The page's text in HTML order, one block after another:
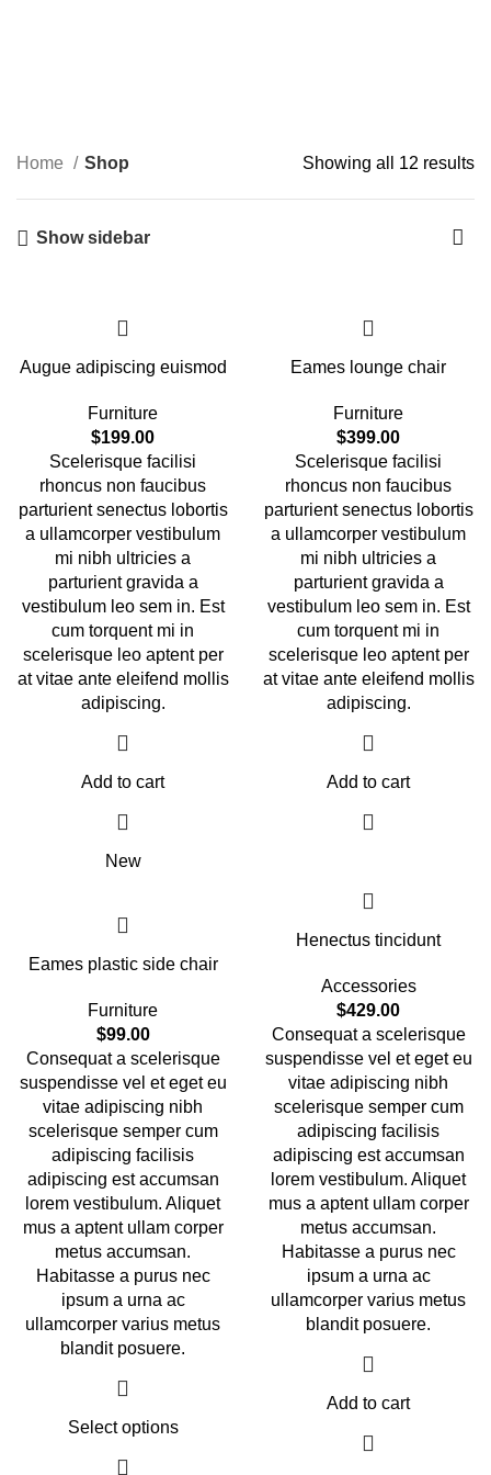
Home Shop Showing all 12 results
Show sidebar
Augue adipiscing euismod
Furniture
$199.00
Scelerisque facilisi
rhoncus non faucibus
parturient senectus lobortis
a ullamcorper vestibulum
mi nibh ultricies a
parturient gravida a
vestibulum leo sem in. Est
cum torquent mi in
scelerisque leo aptent per
at vitae ante eleifend mollis
adipiscing.
Add to cart
Eames lounge chair
Furniture
$399.00
Scelerisque facilisi
rhoncus non faucibus
parturient senectus lobortis
a ullamcorper vestibulum
mi nibh ultricies a
parturient gravida a
vestibulum leo sem in. Est
cum torquent mi in
scelerisque leo aptent per
at vitae ante eleifend mollis
adipiscing.
Add to cart
New
Eames plastic side chair
Furniture
$99.00
Consequat a scelerisque
suspendisse vel et eget eu
vitae adipiscing nibh
scelerisque semper cum
adipiscing facilisis
adipiscing est accumsan
lorem vestibulum. Aliquet
mus a aptent ullam corper
metus accumsan.
Habitasse a purus nec
ipsum a urna ac
ullamcorper varius metus
blandit posuere.
Select options
Henectus tincidunt
Accessories
$429.00
Consequat a scelerisque
suspendisse vel et eget eu
vitae adipiscing nibh
scelerisque semper cum
adipiscing facilisis
adipiscing est accumsan
lorem vestibulum. Aliquet
mus a aptent ullam corper
metus accumsan.
Habitasse a purus nec
ipsum a urna ac
ullamcorper varius metus
blandit posuere.
Add to cart